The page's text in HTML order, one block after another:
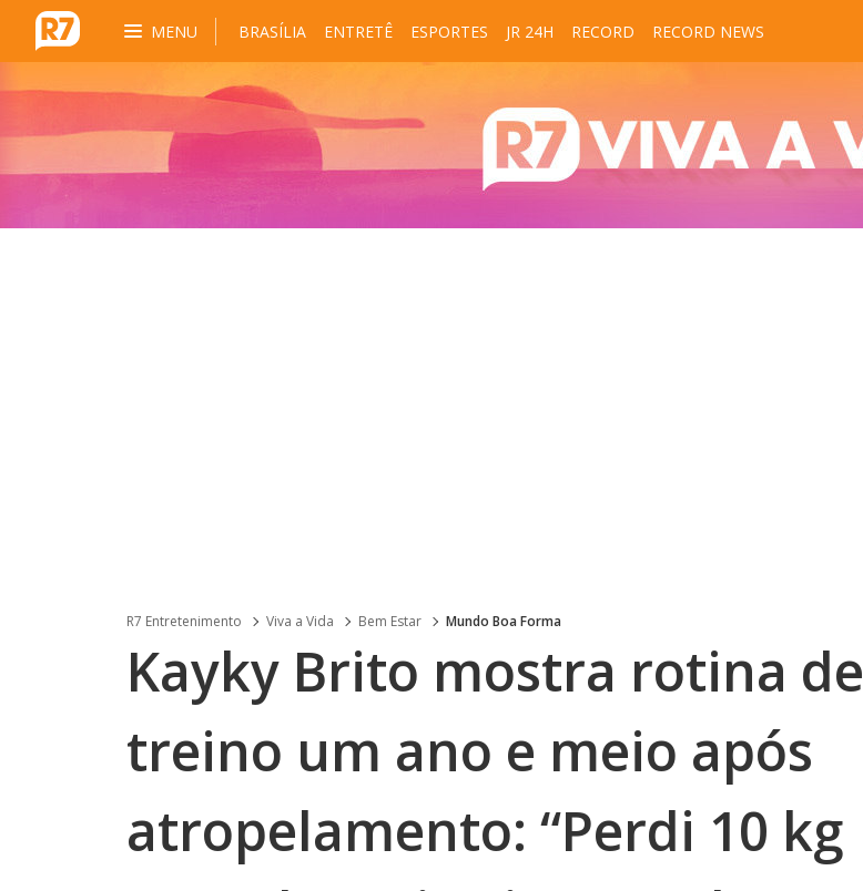
MENU BRASÍLIA ENTRETÊ ESPORTES JR 24H RECORD RECORD NEWS
R7 Entretenimento Viva a Vida Bem Estar Mundo Boa Forma
Kayky Brito mostra rotina de
treino um ano e meio após
atropelamento: “Perdi 10 kg